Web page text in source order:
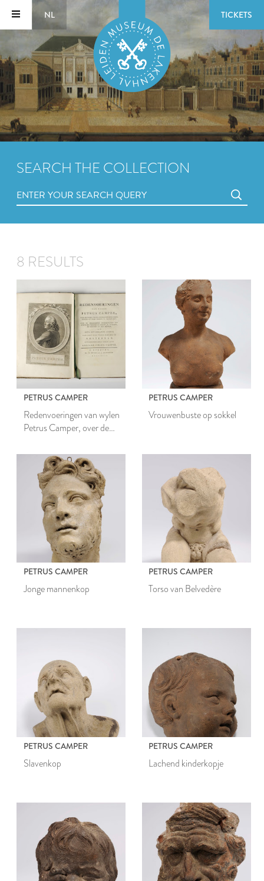
NL TICKETS
SEARCH THE COLLECTION
8 RESULTS
PETRUS CAMPER
Redenvoeringen van wylen
Petrus Camper, over de
onderscheidene hartstogten
op onze wezens te
verbeelden; over de
verbaazende overeenkomst
tusschen de viervoetige
dieren, de vogelen, de
visschen en den mensch; en
over het gedaante schoon
PETRUS CAMPER
Vrouwenbuste op sokkel
PETRUS CAMPER
Jonge mannenkop
PETRUS CAMPER
Torso van Belvedère
PETRUS CAMPER
Slavenkop
PETRUS CAMPER
Lachend kinderkopje